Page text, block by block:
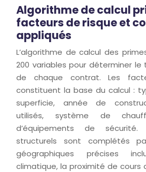
Algorithme de calcul
facteurs de risque et
appliqués
L’algorithme de calcul des
200 variables pour déterminer le
de chaque contrat. Les
constituent la base du calcul :
superficie, année de
utilisés, système de
d’équipements de
structurels sont complétés
géographiques précises
climatique, la proximité de cours